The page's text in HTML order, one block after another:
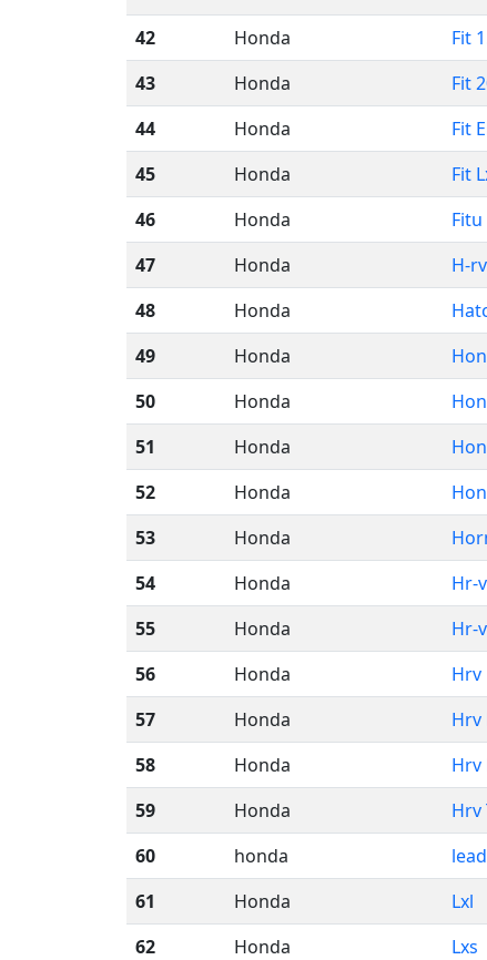
42
Honda
Fit
43
Honda
Fit
44
Honda
Fit
45
Honda
Fit
46
Honda
Fitu
47
Honda
H-rv
48
Honda
49
Honda
50
Honda
51
Honda
52
Honda
53
Honda
54
Honda
Hr-v
55
Honda
Hr-
56
Honda
Hrv
57
Honda
Hrv
58
Honda
Hrv
59
Honda
Hrv
60
honda
lead
61
Honda
Lxl
62
Honda
Lxs